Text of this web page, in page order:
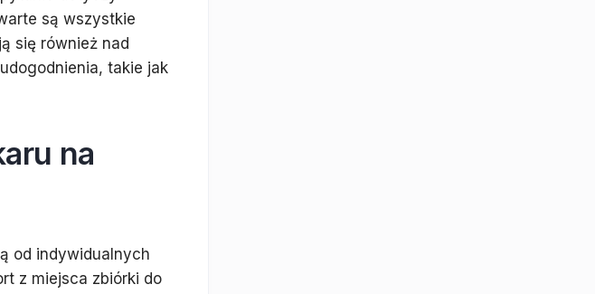
są wszystkie
się również nad
takie jak
na
od indywidualnych
z miejsca zbiórki do